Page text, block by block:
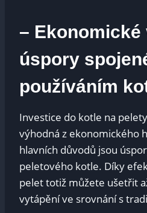
– Ekonomické
úspory
používáním
Investice do kotle na
výhodná z ekonomického
hlavních důvodů jsou
peletového kotle. Díky
pelet totiž můžete ušetřit
vytápění ve srovnání s